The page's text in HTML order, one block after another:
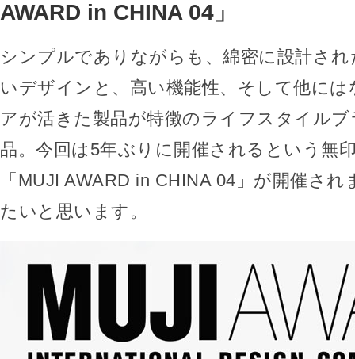
AWARD in CHINA 04」
シンプルでありながらも、綿密に設計さ
いデザインと、高い機能性、そして他に
アが活きた製品が特徴のライフスタイル
品。今回は5年ぶりに開催されるという無
「MUJI AWARD in CHINA 04」が開催さ
たいと思います。